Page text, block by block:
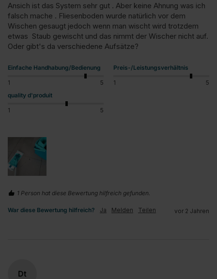
Ansich ist das System sehr gut . Aber keine Ahnung was ich
falsch mache . Fliesenboden wurde natürlich vor dem
Wischen gesaugt jedoch wenn man wischt wird trotzdem
etwas  Staub gewischt und das nimmt der Wischer nicht auf.
Oder gibt's da verschiedene Aufsätze?
Einfache Handhabung/Bedienung
1 5
Preis-/Leistungsverhältnis
1
5
quality d'produit
1 5
1 Person hat diese Bewertung hilfreich gefunden.
War diese Bewertung hilfreich? Ja Melden Teilen vor 2 Jahren
Dt